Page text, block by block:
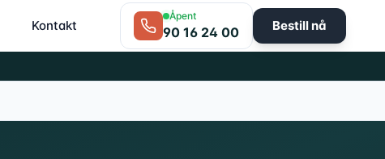
Kontakt
Åpent
90 16 24 00 Bestill nå